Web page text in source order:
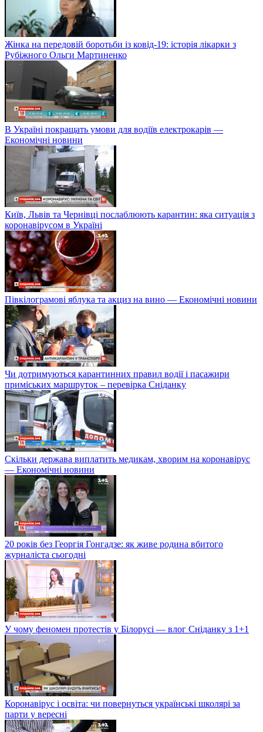
Жінка на передовій боротьби із ковід-19: історія лікарки з
Рубіжного Ольги Мартиненко
В Україні покращать умови для водіїв електрокарів —
Економічні новини
Київ, Львів та Чернівці послаблюють карантин: яка ситуація з
коронавірусом в Україні
Півкілограмові яблука та акциз на вино — Економічні новини
Чи дотримуються карантинних правил водії і пасажири
приміських маршруток – перевірка Сніданку
Скільки держава виплатить медикам, хворим на коронавірус
— Економічні новини
20 років без Георгія Гонгадзе: як живе родина вбитого
журналіста сьогодні
У чому феномен протестів у Білорусі — влог Сніданку з 1+1
Коронавірус і освіта: чи повернуться українські школярі за
парти у вересні